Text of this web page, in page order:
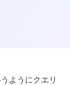
ようにクエリ